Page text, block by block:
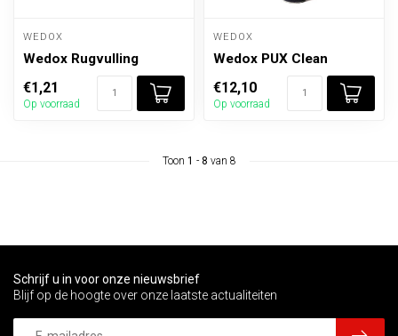
WEDOX
Wedox Rugvulling
€1,21
Op voorraad
WEDOX
Wedox PUX Clean
€12,10
Op voorraad
Toon 1 - 8 van 8
Schrijf u in voor onze nieuwsbrief
Blijf op de hoogte over onze laatste actualiteiten